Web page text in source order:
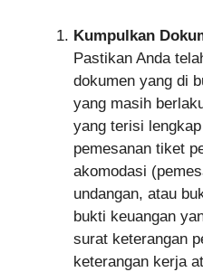
Kumpulkan
Pastikan Anda
dokumen yang di
yang masih
yang terisi
pemesanan tiket
akomodasi
undangan, atau
bukti keuangan
surat keterangan
keterangan kerja